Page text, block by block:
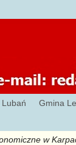
Gmina
w